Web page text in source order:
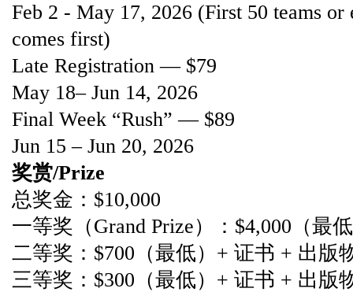
Feb 2 - May 17, 2026 (First 50 teams or
comes first)
Late Registration — $79
May 18– Jun 14, 2026
Final Week “Rush” — $89
Jun 15 – Jun 20, 2026
奖赏/Prize
总奖金：$10,000
一等奖（Grand Prize）：$4,000（最
二等奖：$700（最低）+ 证书 + 出版
三等奖：$300（最低）+ 证书 + 出版